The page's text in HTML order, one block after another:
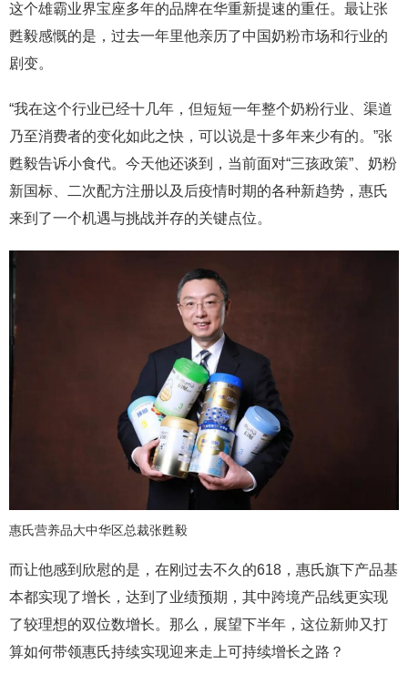
这个雄霸业界宝座多年的品牌在华重新提速的重任。最让张
甦毅感慨的是，过去一年里他亲历了中国奶粉市场和行业的
剧变。
“我在这个行业已经十几年，但短短一年整个奶粉行业、渠道
乃至消费者的变化如此之快，可以说是十多年来少有的。”张
甦毅告诉小食代。今天他还谈到，当前面对“三孩政策”、奶粉
新国标、二次配方注册以及后疫情时期的各种新趋势，惠氏
来到了一个机遇与挑战并存的关键点位。
惠氏营养品大中华区总裁张甦毅
而让他感到欣慰的是，在刚过去不久的618，惠氏旗下产品基
本都实现了增长，达到了业绩预期，其中跨境产品线更实现
了较理想的双位数增长。那么，展望下半年，这位新帅又打
算如何带领惠氏持续实现迎来走上可持续增长之路？